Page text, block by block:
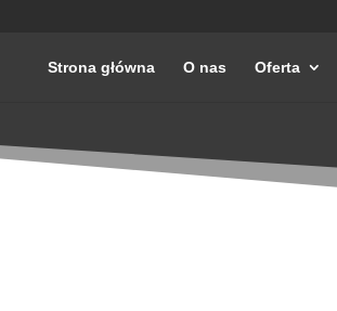
Strona główna O nas Oferta